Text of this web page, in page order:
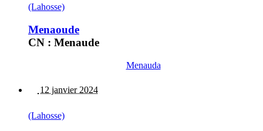
(Lahosse)
Menaoude
CN : Menaude
Menauda
12 janvier 2024
(Lahosse)